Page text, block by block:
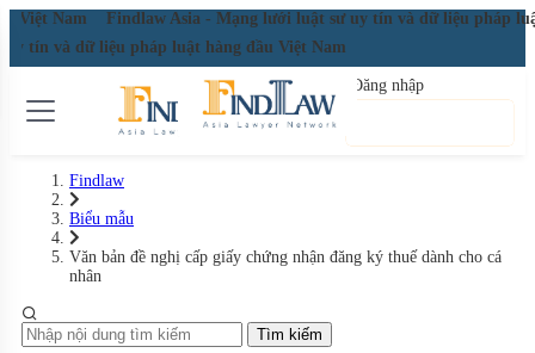
Việt Nam
Findlaw Asia - Mạng lưới luật sư uy tín và dữ liệu pháp
tín và dữ liệu pháp luật hàng đầu Việt Nam
Đăng nhập
Findlaw
Biểu mẫu
Văn bản đề nghị cấp giấy chứng nhận đăng ký thuế dành cho cá
nhân
Tìm kiếm